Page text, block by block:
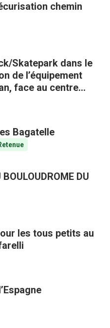
chemin
Skatepark dans le
de l’équipement
face au centre
Bagatelle
DU
les tous petits au